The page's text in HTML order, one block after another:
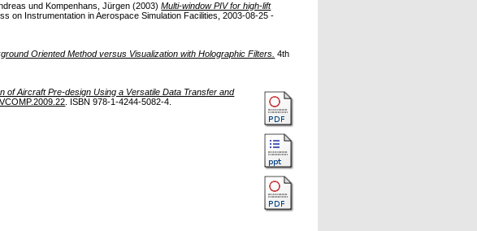
undKompenhans, Jürgen (2003)Multi-window PIV for high-lift
on Instrumentation in Aerospace Simulation Facilities, 2003-08-25 -
Oriented Method versus Visualization with Holographic Filters. 4th
of Aircraft Pre-design Using a Versatile Data Transfer and
. ISBN 978-1-4244-5082-4.